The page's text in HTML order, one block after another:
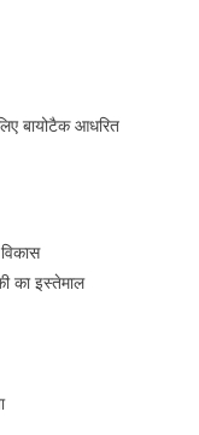
बायोटैक आधरित
विकास
का इस्तेमाल